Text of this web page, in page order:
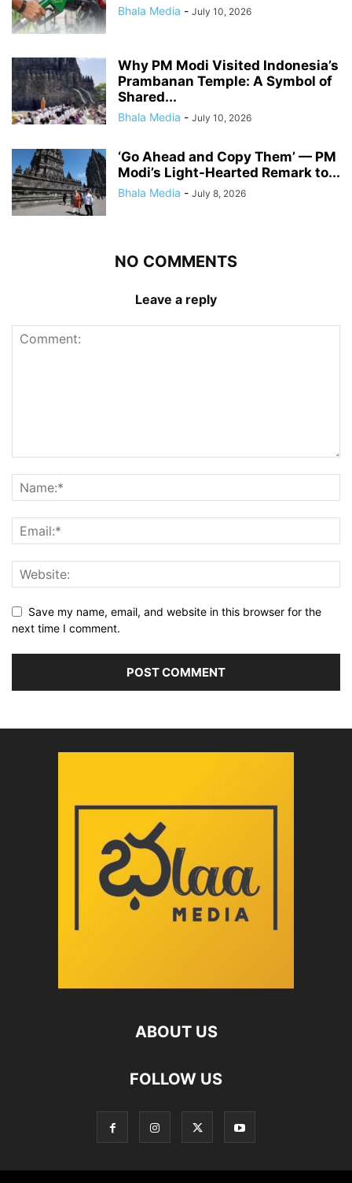
Bhala Media - July 10, 2026
Why PM Modi Visited Indonesia’s
Prambanan Temple: A Symbol of
Shared...
Bhala Media - July 10, 2026
‘Go Ahead and Copy Them’ — PM
Modi’s Light-Hearted Remark to...
Bhala Media - July 8, 2026
NO COMMENTS
Leave a reply
Save my name, email, and website in this browser for the
next time I comment.
ABOUT US
FOLLOW US